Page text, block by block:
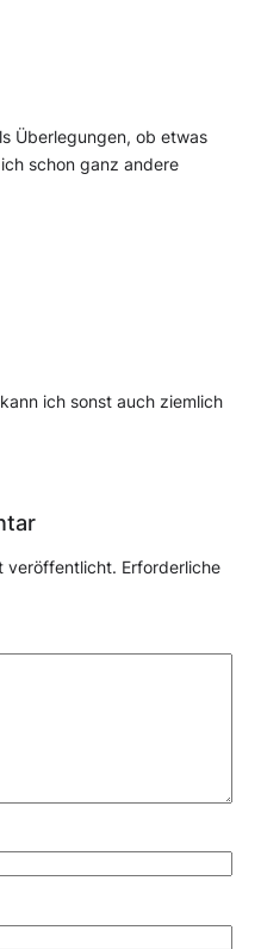
Überlegungen, ob etwas
schon ganz andere
ich sonst auch ziemlich
veröffentlicht. Erforderliche